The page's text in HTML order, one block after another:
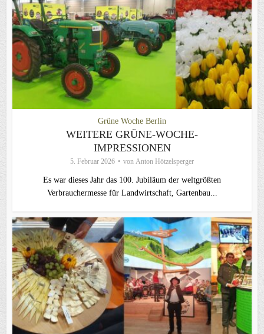
Grüne Woche Berlin
WEITERE GRÜNE-WOCHE-
IMPRESSIONEN
5. Februar 2026 von Anton Hötzelsperger
Es war dieses Jahr das 100. Jubiläum der weltgrößten
Verbrauchermesse für Landwirtschaft, Gartenbau...